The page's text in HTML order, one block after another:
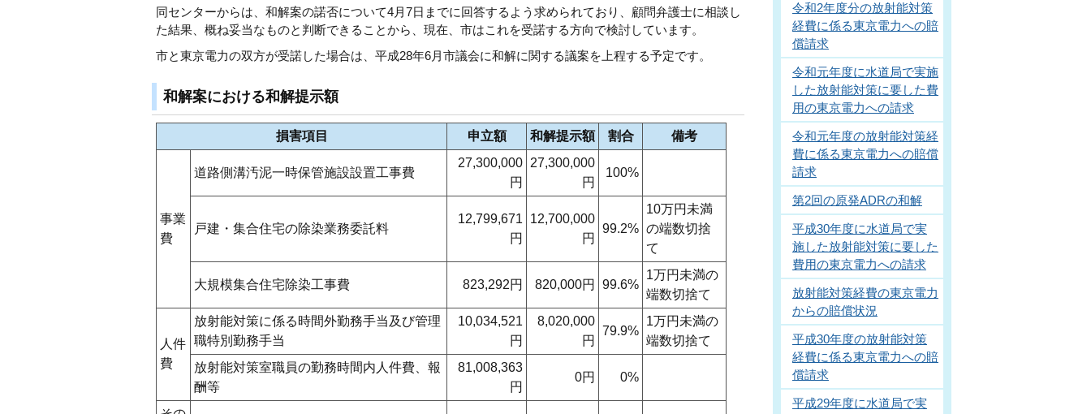
同センターからは、和解案の諾否について4月7日までに回答するよう求められており、顧問弁護士に相談し
た結果、概ね妥当なものと判断できることから、現在、市はこれを受諾する方向で検討しています。
市と東京電力の双方が受諾した場合は、平成28年6月市議会に和解に関する議案を上程する予定です。
和解案における和解提示額
損害項目 申立額 和解提示額 割合 備考
事業
費
道路側溝汚泥一時保管施設設置工事費
27,300,000
円
27,300,000
円
100%
戸建・集合住宅の除染業務委託料
12,799,671
円
12,700,000
円
99.2%
10万円未満
の端数切捨
て
大規模集合住宅除染工事費 823,292円 820,000円 99.6%
1万円未満の
端数切捨て
人件
費
放射能対策に係る時間外勤務手当及び管理
職特別勤務手当
10,034,521
円
8,020,000
円
79.9%
1万円未満の
端数切捨て
放射能対策室職員の勤務時間内人件費、報
酬等
81,008,363
円
0円 0%
令和2年度分の放射能対策
経費に係る東京電力への賠
償請求
令和元年度に水道局で実施
した放射能対策に要した費
用の東京電力への請求
令和元年度の放射能対策経
費に係る東京電力への賠償
請求
第2回の原発ADRの和解
平成30年度に水道局で実
施した放射能対策に要した
費用の東京電力への請求
放射能対策経費の東京電力
からの賠償状況
平成30年度の放射能対策
経費に係る東京電力への賠
償請求
平成29年度に水道局で実